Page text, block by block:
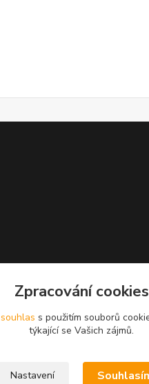
Zpracování cookies
souhlas s použitím souborů
týkající se Vašich zájmů.
Nastavení